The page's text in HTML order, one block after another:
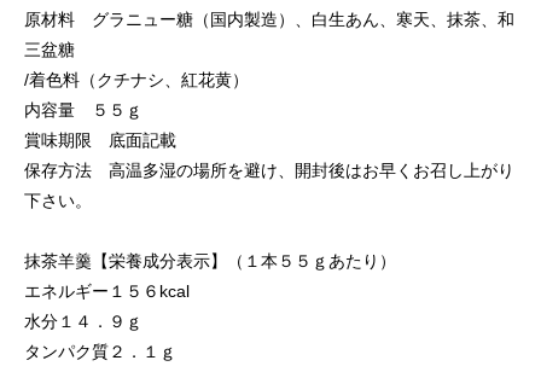
原材料 グラニュー糖（国内製造）、白生あん、寒天、抹茶、和
三盆糖
/着色料（クチナシ、紅花黄）
内容量 ５５ｇ
賞味期限 底面記載
保存方法 高温多湿の場所を避け、開封後はお早くお召し上がり
下さい。
抹茶羊羹【栄養成分表示】（１本５５ｇあたり）
エネルギー１５６kcal
水分１４．９ｇ
タンパク質２．１ｇ